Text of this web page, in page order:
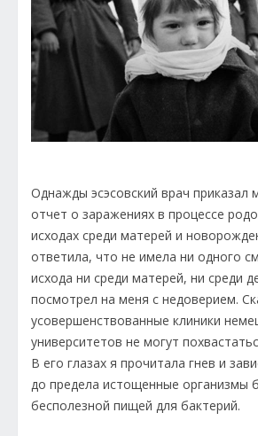
Однажды эсэсовский врач приказал
отчет о заражениях в процессе
исходах среди матерей и
ответила, что не имела ни одного
исхода ни среди матерей, ни среди
посмотрел на меня с недоверием.
усовершенствованные клиники
университетов не могут
В его глазах я прочитала гнев и
до предела истощенные организмы
бесполезной пищей для бактерий.